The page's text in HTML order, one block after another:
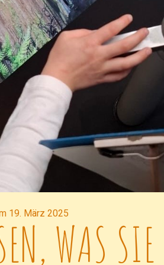
19. März 2025
WAS